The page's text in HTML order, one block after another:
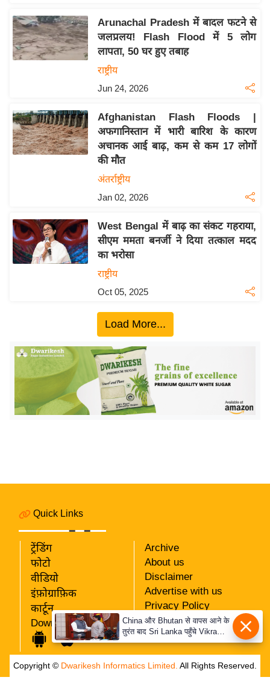
सा
ल
ल
श
ख्सि
ग
इं
डि
या
ग
त
ऑ
व
ली
वु
Arunachal Pradesh में बादल फटने से
जलप्रलय! Flash Flood में 5 लोग
लापता, 50 घर हुए तबाह
राष्ट्रीय
Jun 24, 2026
Afghanistan Flash Floods |
अफगानिस्तान में भारी बारिश के कारण
अचानक आई बाढ़, कम से कम 17 लोगों
की मौत
अंतर्राष्ट्रीय
Jan 02, 2026
West Bengal में बाढ़ का संकट गहराया,
सीएम ममता बनर्जी ने दिया तत्काल मदद
का भरोसा
राष्ट्रीय
Oct 05, 2025
Load More...
Quick Links
ट्रेंडिंग
फोटो
वीडियो
इंफ़ोग्राफ़िक
कार्टून
Download App
Archive
About us
Disclaimer
Advertise with us
Privacy Policy
RSS
Our Team
Copyright © Dwarikesh Informatics Limited. All Rights Reserved.
China और Bhutan से वापस आने के
तुरंत बाद Sri Lanka पहुँचे Vikram
Misri, भारत के जबरदस्त दाँव से
दुनिया हुई हैरान